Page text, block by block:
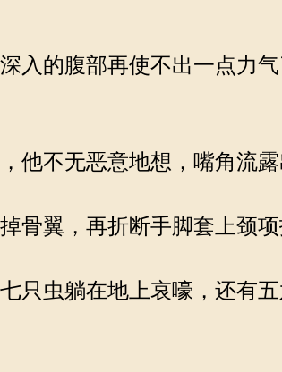
的腹部再使不出一点力
不无恶意地想，嘴角流露
翼，再折断手脚套上颈项
虫躺在地上哀嚎，还有五